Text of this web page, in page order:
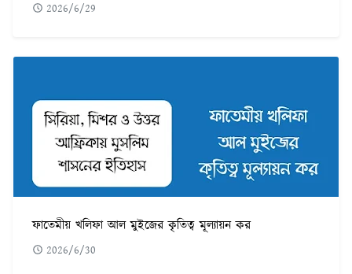
2026/6/29
ফাতেমীয় খলিফা আল মুইজের কৃতিত্ব মূল্যায়ন কর
2026/6/30